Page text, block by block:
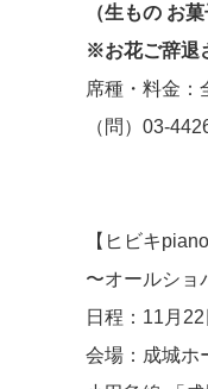
（生もの お
※お花ご辞退
席種・料金
（問）03-
【ヒビキ
〜オールショ
日程：11月22
会場：成城ホ